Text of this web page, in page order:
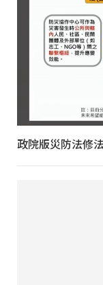
政院版災防法修